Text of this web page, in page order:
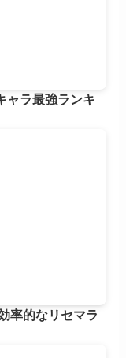
ャラ最強ランキ
率的なリセマラ